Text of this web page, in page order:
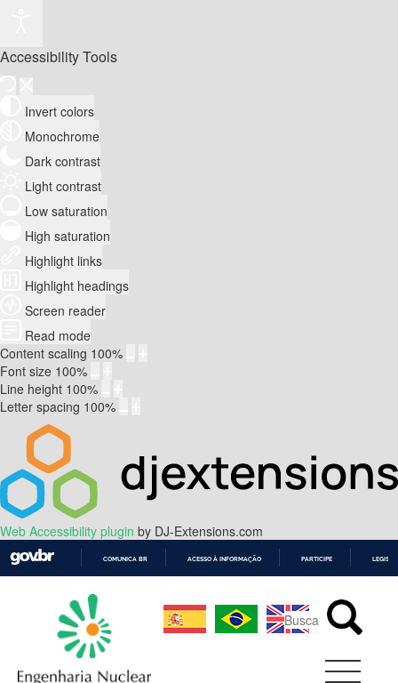
Accessibility Tools
Invert colors
Monochrome
Dark contrast
Light contrast
Low saturation
High saturation
Highlight links
Highlight headings
Screen reader
Read mode
Content scaling 100%
Font size 100%
Line height 100%
Letter spacing 100%
Web Accessibility plugin by DJ-Extensions.com
CONTEÚDO
COMUNICA BR ACESSO À INFORMAÇÃO PARTICIPE